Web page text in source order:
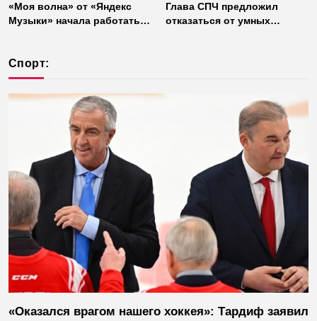
«Моя волна» от «Яндекс
Музыки» начала работать
Глава СПЧ предложил
отказаться от умных
Спорт:
«Оказался врагом нашего хоккея»: Тардиф заявил